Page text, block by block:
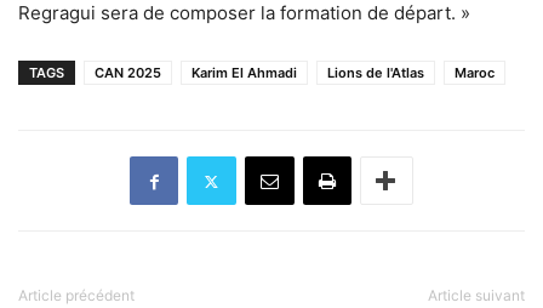
Regragui sera de composer la formation de départ. »
TAGS CAN 2025 Karim El Ahmadi Lions de l'Atlas Maroc
Article précédent Article suivant